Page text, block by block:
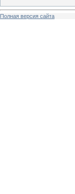
Полная версия сайта